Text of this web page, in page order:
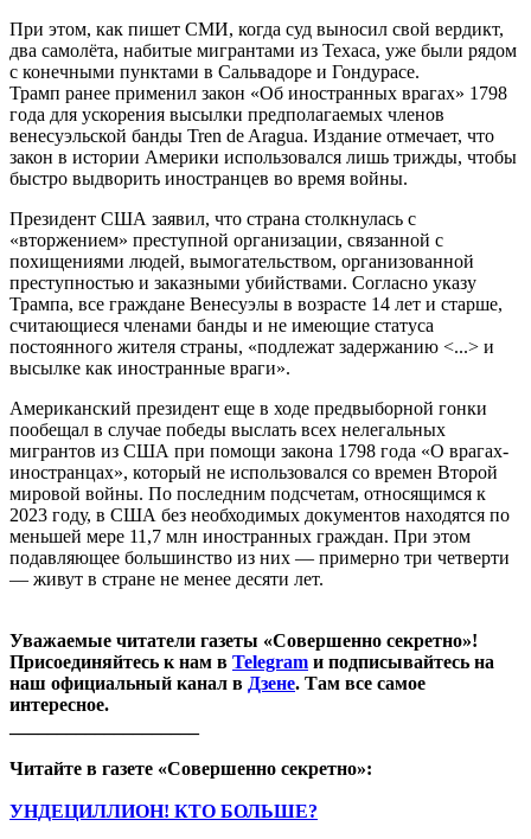
При этом, как пишет СМИ, когда суд выносил свой вердикт,
два самолёта, набитые мигрантами из Техаса, уже были рядом
с конечными пунктами в Сальвадоре и Гондурасе.
Трамп ранее применил закон «Об иностранных врагах» 1798
года для ускорения высылки предполагаемых членов
венесуэльской банды Tren de Aragua. Издание отмечает, что
закон в истории Америки использовался лишь трижды, чтобы
быстро выдворить иностранцев во время войны.
Президент США заявил, что страна столкнулась с
«вторжением» преступной организации, связанной с
похищениями людей, вымогательством, организованной
преступностью и заказными убийствами. Согласно указу
Трампа, все граждане Венесуэлы в возрасте 14 лет и старше,
считающиеся членами банды и не имеющие статуса
постоянного жителя страны, «подлежат задержанию <...> и
высылке как иностранные враги».
Американский президент еще в ходе предвыборной гонки
пообещал в случае победы выслать всех нелегальных
мигрантов из США при помощи закона 1798 года «О врагах-
иностранцах», который не использовался со времен Второй
мировой войны. По последним подсчетам, относящимся к
2023 году, в США без необходимых документов находятся по
меньшей мере 11,7 млн иностранных граждан. При этом
подавляющее большинство из них — примерно три четверти
— живут в стране не менее десяти лет.
Уважаемые читатели газеты «Совершенно секретно»!
Присоединяйтесь к нам в Telegram и подписывайтесь на
наш официальный канал в Дзене. Там все самое
интересное.
Читайте в газете «Совершенно секретно»:
УНДЕЦИЛЛИОН! КТО БОЛЬШЕ?